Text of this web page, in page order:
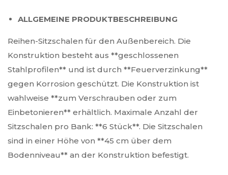
ALLGEMEINE PRODUKTBESCHREIBUNG
Reihen-Sitzschalen für den Außenbereich. Die
Konstruktion besteht aus **geschlossenen
Stahlprofilen** und ist durch **Feuerverzinkung**
gegen Korrosion geschützt. Die Konstruktion ist
wahlweise **zum Verschrauben oder zum
Einbetonieren** erhältlich. Maximale Anzahl der
Sitzschalen pro Bank: **6 Stück**. Die Sitzschalen
sind in einer Höhe von **45 cm über dem
Bodenniveau** an der Konstruktion befestigt.